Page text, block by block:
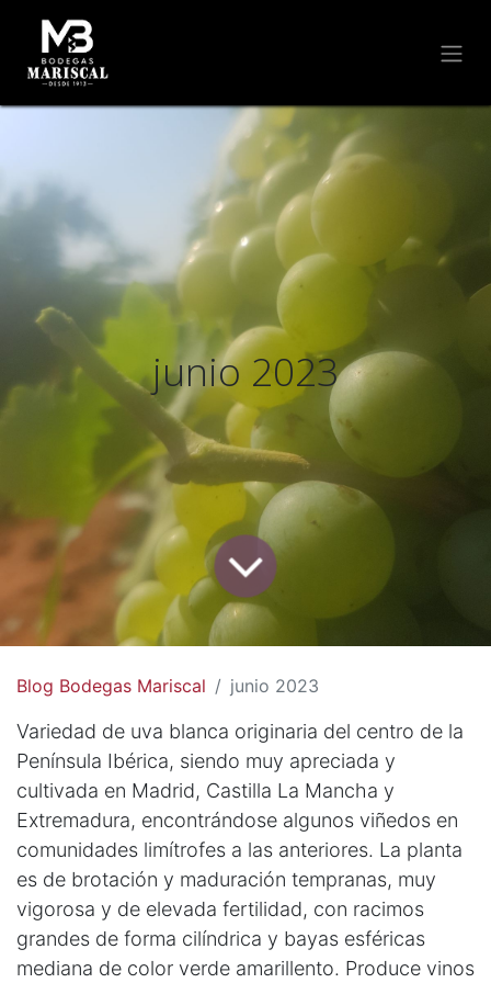
junio 2023
Blog Bodegas Mariscal junio 2023
Variedad de uva blanca originaria del centro de la
Península Ibérica, siendo muy apreciada y
cultivada en Madrid, Castilla La Mancha y
Extremadura, encontrándose algunos viñedos en
comunidades limítrofes a las anteriores. La planta
es de brotación y maduración tempranas, muy
vigorosa y de elevada fertilidad, con racimos
grandes de forma cilíndrica y bayas esféricas
mediana de color verde amarillento. Produce vinos